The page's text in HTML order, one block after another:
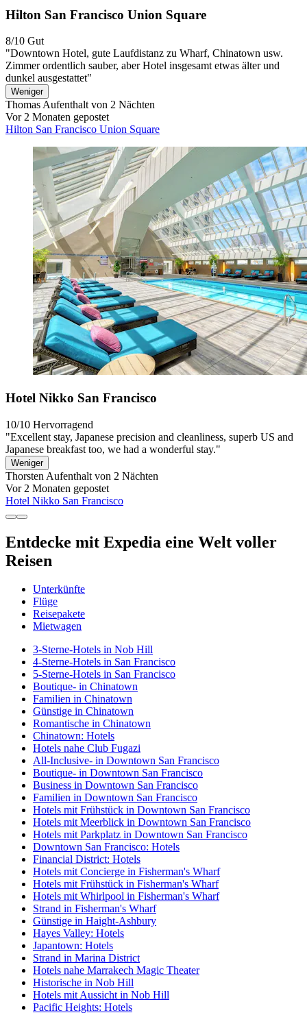
Hilton San Francisco Union Square
8/10 Gut
"Downtown Hotel, gute Laufdistanz zu Wharf, Chinatown usw.
Zimmer ordentlich sauber, aber Hotel insgesamt etwas älter und
dunkel ausgestattet"
Weniger
Thomas Aufenthalt von 2 Nächten
Vor 2 Monaten gepostet
Hilton San Francisco Union Square
Hotel Nikko San Francisco
10/10 Hervorragend
"Excellent stay, Japanese precision and cleanliness, superb US and
Japanese breakfast too, we had a wonderful stay."
Weniger
Thorsten Aufenthalt von 2 Nächten
Vor 2 Monaten gepostet
Hotel Nikko San Francisco
Entdecke mit Expedia eine Welt voller
Reisen
Unterkünfte
Flüge
Reisepakete
Mietwagen
3-Sterne-Hotels in Nob Hill
4-Sterne-Hotels in San Francisco
5-Sterne-Hotels in San Francisco
Boutique- in Chinatown
Familien in Chinatown
Günstige in Chinatown
Romantische in Chinatown
Chinatown: Hotels
Hotels nahe Club Fugazi
All-Inclusive- in Downtown San Francisco
Boutique- in Downtown San Francisco
Business in Downtown San Francisco
Familien in Downtown San Francisco
Hotels mit Frühstück in Downtown San Francisco
Hotels mit Meerblick in Downtown San Francisco
Hotels mit Parkplatz in Downtown San Francisco
Downtown San Francisco: Hotels
Financial District: Hotels
Hotels mit Concierge in Fisherman's Wharf
Hotels mit Frühstück in Fisherman's Wharf
Hotels mit Whirlpool in Fisherman's Wharf
Strand in Fisherman's Wharf
Günstige in Haight-Ashbury
Hayes Valley: Hotels
Japantown: Hotels
Strand in Marina District
Hotels nahe Marrakech Magic Theater
Historische in Nob Hill
Hotels mit Aussicht in Nob Hill
Pacific Heights: Hotels